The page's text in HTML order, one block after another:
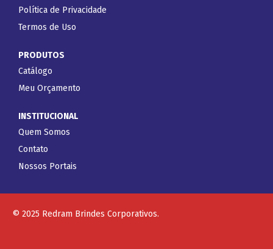
Política de Privacidade
Termos de Uso
PRODUTOS
Catálogo
Meu Orçamento
INSTITUCIONAL
Quem Somos
Contato
Nossos Portais
© 2025 Redram Brindes Corporativos.